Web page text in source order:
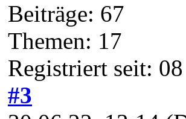
Beiträge: 67
Themen: 17
Registriert seit:
#3